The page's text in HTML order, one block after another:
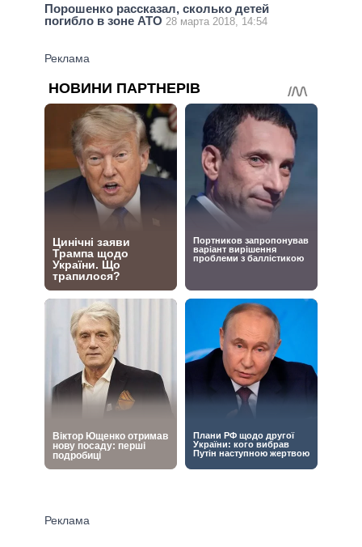
Порошенко рассказал, сколько детей
погибло в зоне АТО 28 марта 2018, 14:54